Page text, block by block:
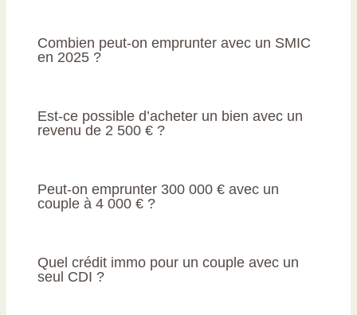
Combien peut-on emprunter avec un SMIC
en 2025 ?
Est-ce possible d’acheter un bien avec un
revenu de 2 500 € ?
Peut-on emprunter 300 000 € avec un
couple à 4 000 € ?
Quel crédit immo pour un couple avec un
seul CDI ?